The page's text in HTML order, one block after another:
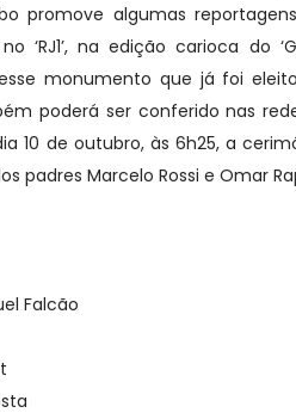
promove algumas
‘RJ1’, na edição carioca do
esse monumento que já foi
poderá ser conferido nas
10 de outubro, às 6h25, a
padres Marcelo Rossi e Omar
Falcão